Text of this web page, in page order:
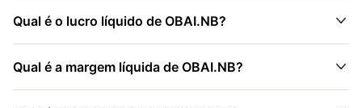
Qual é o lucro líquido de OBAI.NB? 
Qual é a margem líquida de OBAI.NB? 